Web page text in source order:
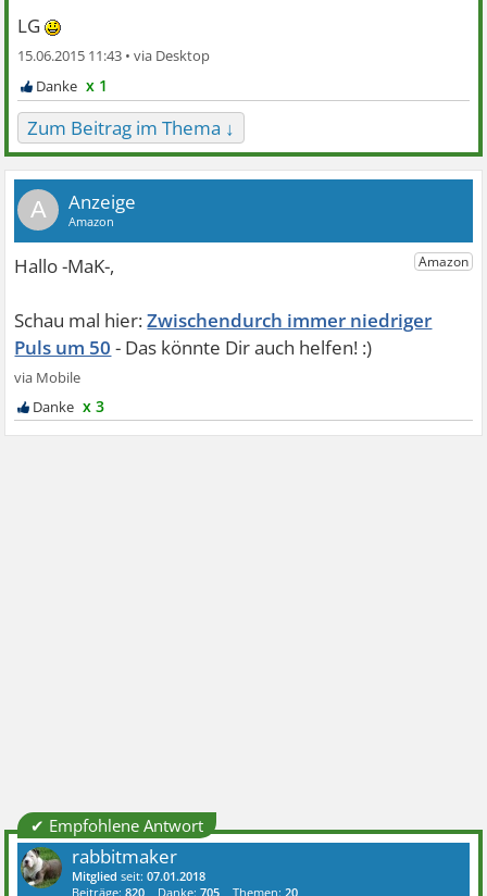
LG
15.06.2015 11:43 •
x 1
Zum Beitrag im Thema ↓
A
Zwischendurch immer niedriger
Puls um 50
x 3
✔ Empfohlene Antwort
rabbitmaker
Mitglied seit:07.01.2018
Beiträge:820 Danke:705 Themen:20